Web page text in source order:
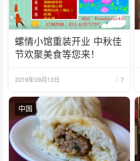
螺情小馆重装开业 中秋佳
节欢聚美食等您来！
2019年09月13日 7
中国